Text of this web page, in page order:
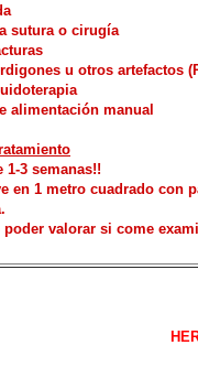
sutura o cirugía
u otros artefactos
alimentación manual
1-3 semanas!!
en 1 metro cuadrado
poder valorar si come